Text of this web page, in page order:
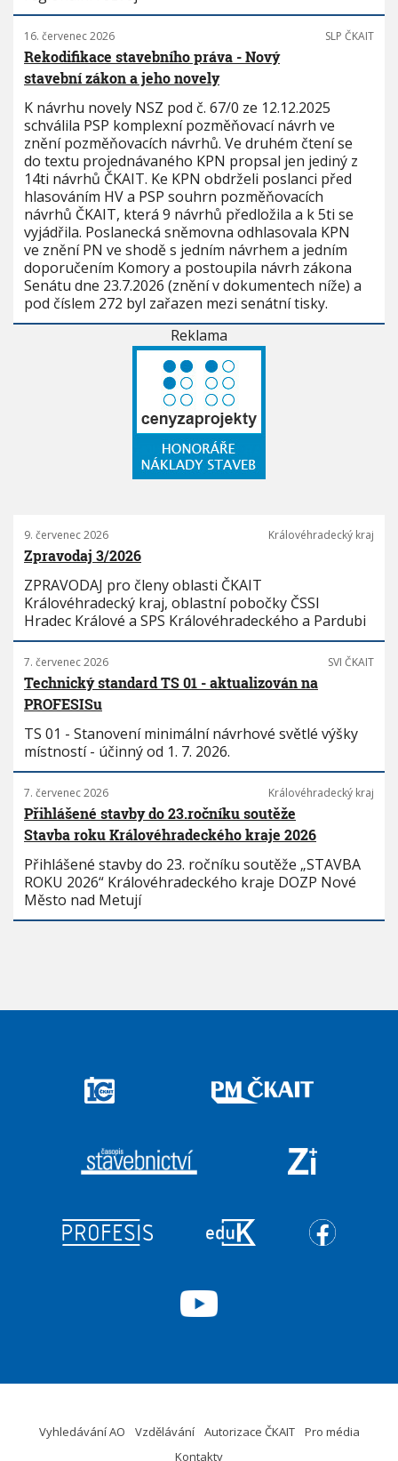
16. červenec 2026 SLP ČKAIT
Rekodifikace stavebního práva - Nový
stavební zákon a jeho novely
K návrhu novely NSZ pod č. 67/0 ze 12.12.2025
schválila PSP komplexní pozměňovací návrh ve
znění pozměňovacích návrhů. Ve druhém čtení se
do textu projednávaného KPN propsal jen jediný z
14ti návrhů ČKAIT. Ke KPN obdrželi poslanci před
hlasováním HV a PSP souhrn pozměňovacích
návrhů ČKAIT, která 9 návrhů předložila a k 5ti se
vyjádřila. Poslanecká sněmovna odhlasovala KPN
ve znění PN ve shodě s jedním návrhem a jedním
doporučením Komory a postoupila návrh zákona
Senátu dne 23.7.2026 (znění v dokumentech níže) a
pod číslem 272 byl zařazen mezi senátní tisky.
Reklama
9. červenec 2026 Královéhradecký kraj
Zpravodaj 3/2026
ZPRAVODAJ pro členy oblasti ČKAIT
Královéhradecký kraj, oblastní pobočky ČSSI
Hradec Králové a SPS Královéhradeckého a Pardubi
7. červenec 2026 SVI ČKAIT
Technický standard TS 01 - aktualizován na
PROFESISu
TS 01 - Stanovení minimální návrhové světlé výšky
místností - účinný od 1. 7. 2026.
7. červenec 2026 Královéhradecký kraj
Přihlášené stavby do 23.ročníku soutěže
Stavba roku Královéhradeckého kraje 2026
Přihlášené stavby do 23. ročníku soutěže „STAVBA
ROKU 2026“ Královéhradeckého kraje DOZP Nové
Město nad Metují
Vyhledávání AO Vzdělávání Autorizace ČKAIT
Pro média
Kontakty